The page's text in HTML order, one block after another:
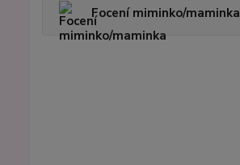
Focení miminko/maminka